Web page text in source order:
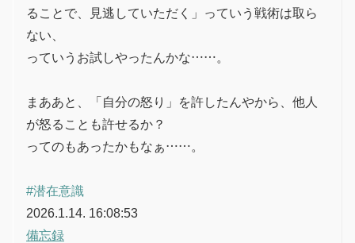
ることで、見逃していただく」っていう戦術は取ら
ない、
っていうお試しやったんかな……。
まああと、「自分の怒り」を許したんやから、他人
が怒ることも許せるか？
ってのもあったかもなぁ……。
#潜在意識
2026.1.14. 16:08:53
備忘録